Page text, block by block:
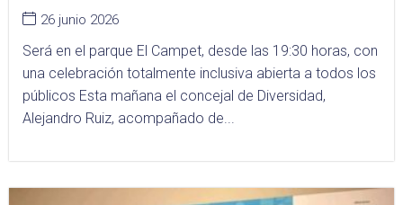
26 junio 2026
Será en el parque El Campet, desde las 19:30 horas, con
una celebración totalmente inclusiva abierta a todos los
públicos Esta mañana el concejal de Diversidad,
Alejandro Ruiz, acompañado de...